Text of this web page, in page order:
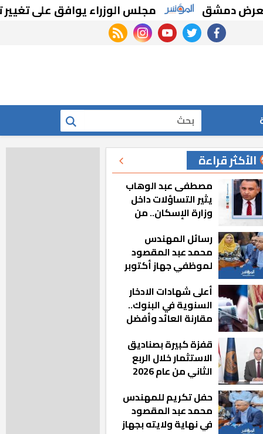
مجلس الوزراء يوافق على تغيير تخصيص
facebook
twitter
youtube
instagram
rss feed
بحث
الأكثر قراءة
مصطفى عبد الوهاب
يثير التساؤلات داخل
وزارة الإسكان.. من
المناصب؟
رسائل المهندس
محمد عبد المقصود
لموظفي جهاز أكتوبر
مشيت والمدينة
رجعت للخلف»
أعلى شهادات الادخار
السنوية في البنوك..
مقارنة العائد وأفضل
قفزة كبيرة بصناديق
الاستثمار خلال الربع
الثاني من عام 2026
حفل تكريم للمهندس
محمد عبد المقصود
في نهاية ولايته بجهاز